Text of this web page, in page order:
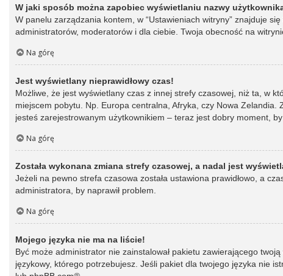
W jaki sposób można zapobiec wyświetlaniu nazwy
W panelu zarządzania kontem, w “Ustawieniach witryny” znajduje się
administratorów, moderatorów i dla ciebie. Twoja obecność na
Na górę
Jest wyświetlany nieprawidłowy czas!
Możliwe, że jest wyświetlany czas z innej strefy czasowej, niż ta, w
miejscem pobytu. Np. Europa centralna, Afryka, czy Nowa
jesteś zarejestrowanym użytkownikiem – teraz jest dobry moment,
Na górę
Została wykonana zmiana strefy czasowej, a nadal jest
Jeżeli na pewno strefa czasowa została ustawiona prawidłowo, a
administratora, by naprawił problem.
Na górę
Mojego języka nie ma na liście!
Być może administrator nie zainstalował pakietu zawierającego
językowy, którego potrzebujesz. Jeśli pakiet dla twojego języka nie